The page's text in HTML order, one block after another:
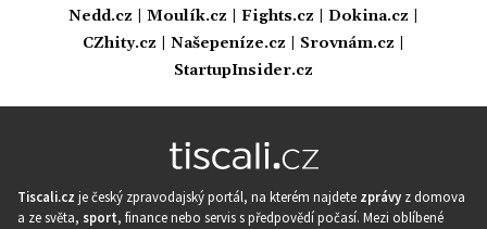
Nedd.cz
Moulík.cz Fights.cz Dokina.cz
CZhity.cz
Našepeníze.cz Srovnám.cz
StartupInsider.cz
Tiscali.cz je český zpravodajský portál, na kterém najdete zprávy z domova
a ze světa, sport, finance nebo servis s předpovědí počasí. Mezi oblíbené